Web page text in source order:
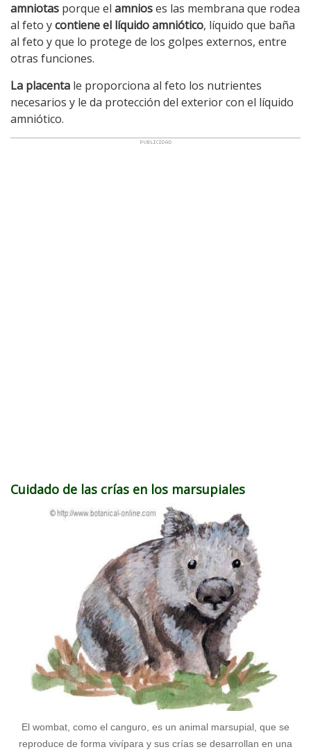
amniotas porque el amnioses las membrana que rodea
al feto ycontiene el líquido amniótico, líquido que baña
al feto y que lo protege de los golpes externos, entre
otras funciones.
La placenta le proporciona al feto los nutrientes
necesarios y le da protección del exterior con el líquido
amniótico.
Cuidado de las crías en los marsupiales
El wombat, como el canguro, es un animal marsupial, que se
reproduce de forma vivípara y sus crías se desarrollan en una